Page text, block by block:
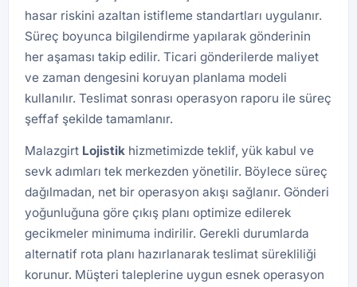
hasar riskini azaltan istifleme standartları uygulanır.
Süreç boyunca bilgilendirme yapılarak gönderinin
her aşaması takip edilir. Ticari gönderilerde maliyet
ve zaman dengesini koruyan planlama modeli
kullanılır. Teslimat sonrası operasyon raporu ile süreç
şeffaf şekilde tamamlanır.
Malazgirt Lojistik hizmetimizde teklif, yük kabul ve
sevk adımları tek merkezden yönetilir. Böylece süreç
dağılmadan, net bir operasyon akışı sağlanır. Gönderi
yoğunluğuna göre çıkış planı optimize edilerek
gecikmeler minimuma indirilir. Gerekli durumlarda
alternatif rota planı hazırlanarak teslimat sürekliliği
korunur. Müşteri taleplerine uygun esnek operasyon